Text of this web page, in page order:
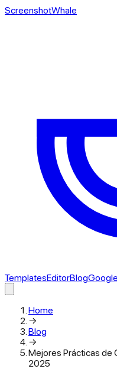
ScreenshotWhale
TemplatesEditorBlog
Home
→
Blog
→
Mejores Prácticas de
2025